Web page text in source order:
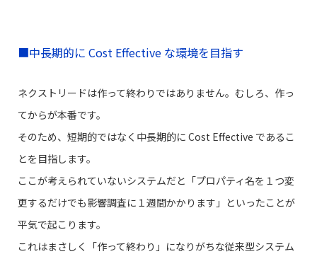
■中長期的に Cost Effective な環境を目指す
ネクストリードは作って終わりではありません。むしろ、作っ
てからが本番です。
そのため、短期的ではなく中長期的に Cost Effective であるこ
とを目指します。
ここが考えられていないシステムだと「プロパティ名を１つ変
更するだけでも影響調査に１週間かかります」といったことが
平気で起こります。
これはまさしく「作って終わり」になりがちな従来型システム